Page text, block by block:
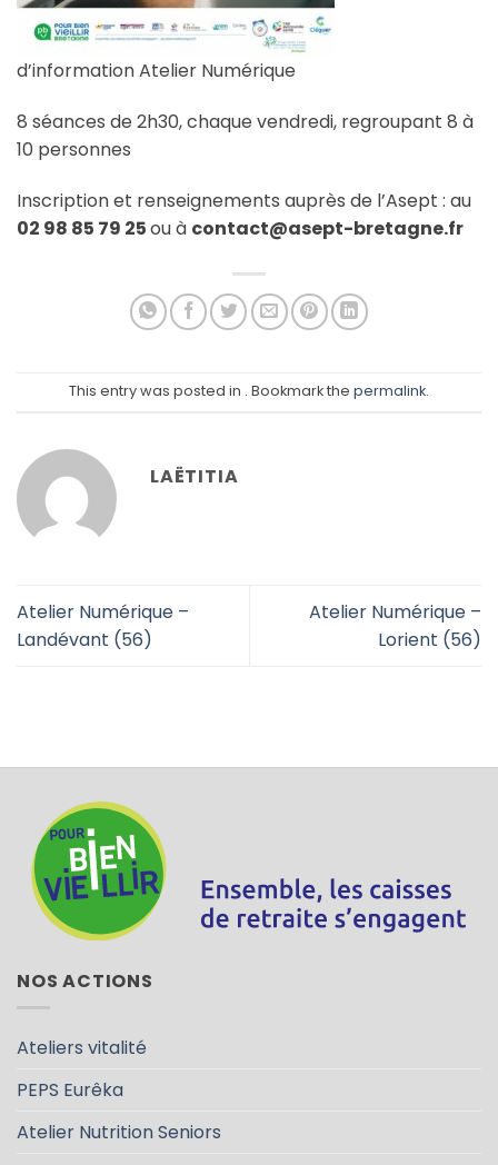
d’information Atelier Numérique
8 séances de 2h30, chaque vendredi, regroupant 8 à
10 personnes
Inscription et renseignements auprès de l’Asept : au
02 98 85 79 25ou à contact@asept-bretagne.fr
This entry was posted in . Bookmark the permalink.
LAËTITIA
Atelier Numérique –
Landévant (56)
Atelier Numérique –
Lorient (56)
NOS ACTIONS
Ateliers vitalité
PEPS Eurêka
Atelier Nutrition Seniors